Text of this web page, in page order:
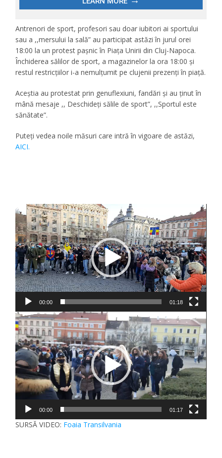
Antrenori de sport, profesori sau doar iubitori ai sportului
sau a ,,mersului la sală” au participat astăzi în jurul orei
18:00 la un protest pașnic în Piața Unirii din Cluj-Napoca.
Închiderea sălilor de sport, a magazinelor la ora 18:00 și
restul restricțiilor i-a nemulțumit pe clujenii prezenți în piață.
Aceștia au protestat prin genuflexiuni, fandări și au ținut în
mână mesaje ,, Deschideți sălile de sport”, ,,Sportul este
sănătate”.
Puteți vedea noile măsuri care intră în vigoare de astăzi,
AICI.
Player
video
00:00 01:18
Player
video
00:00 01:17
SURSĂ VIDEO: Foaia Transilvania